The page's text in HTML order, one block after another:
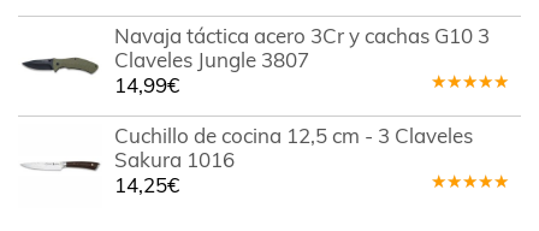
Navaja táctica acero 3Cr y cachas G10 3
Claveles Jungle 3807
en5.00de
5
14,99€
Cuchillo de cocina 12,5 cm - 3 Claveles
Sakura 1016
14,25€